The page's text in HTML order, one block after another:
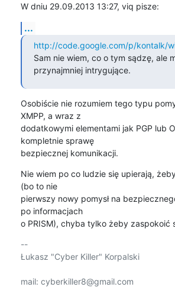
W dniu 29.09.2013 13:27, viq pisze:
...
http://code.google.com/p/kontalk/
Sam nie wiem, co o tym sądzę, ale
przynajmniej intrygujące.
Osobiście nie rozumiem tego typu
XMPP, a wraz z
dodatkowymi elementami jak PGP lub
kompletnie sprawę
bezpiecznej komunikacji.
Nie wiem po co ludzie się upierają,
(bo to nie
pierwszy nowy pomysł na
po informacjach
o PRISM), chyba tylko żeby zaspokoić
--
Łukasz "Cyber Killer" Korpalski
mail: cyberkiller8@gmail.com